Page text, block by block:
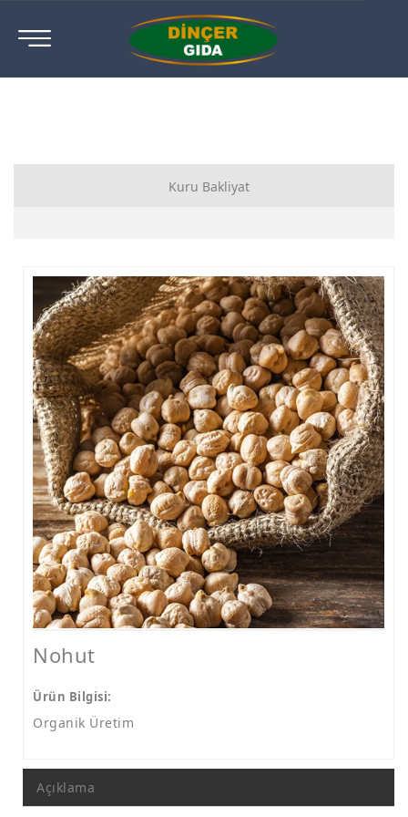
Kuru Bakliyat
Nohut
Ürün Bilgisi:
Organik Üretim
Açıklama